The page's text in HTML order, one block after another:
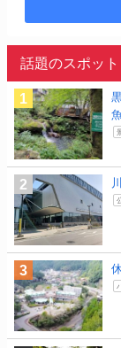
話題のスポット